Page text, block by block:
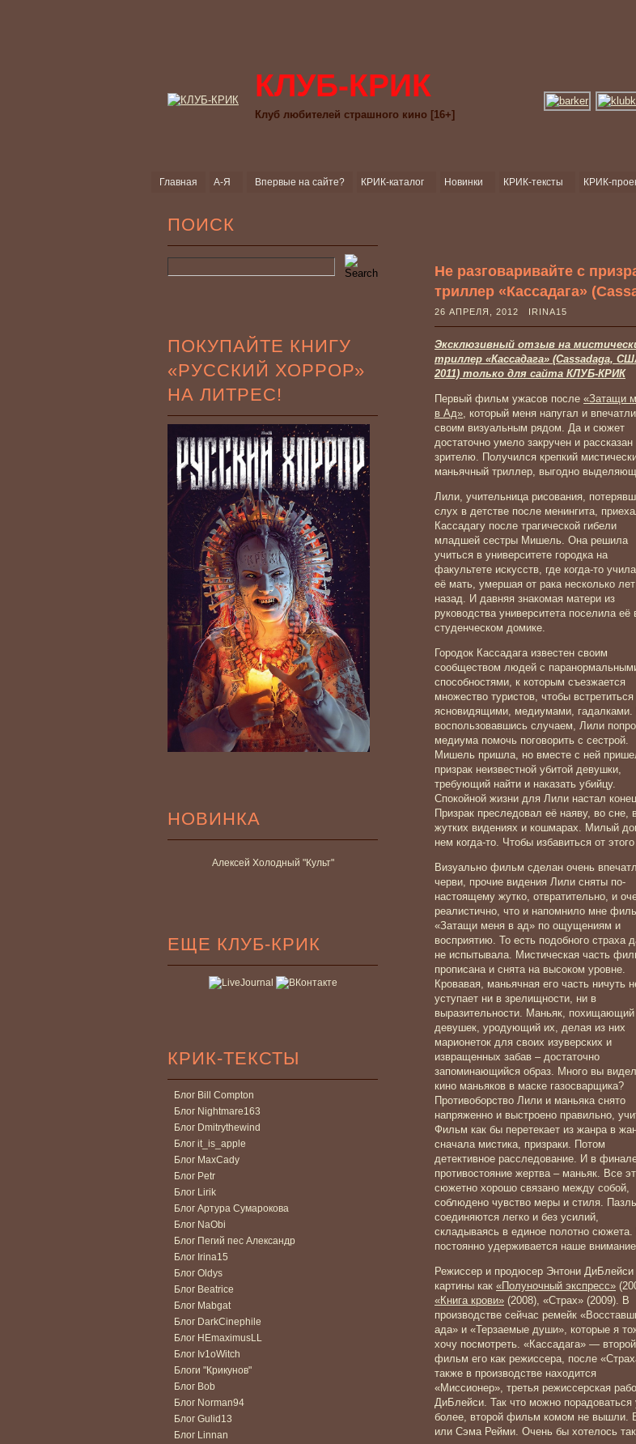
КЛУБ-КРИК
Клуб любителей страшного кино [16+]
Главная А-Я Впервые на сайте? КРИК-каталог Новинки КРИК-тексты КРИК-
ПОИСК
ПОКУПАЙТЕ КНИГУ
«РУССКИЙ ХОРРОР»
НА ЛИТРЕС!
НОВИНКА
Алексей Холодный "Культ"
ЕЩЕ КЛУБ-КРИК
КРИК-ТЕКСТЫ
Блог Bill Compton
Блог Nightmare163
Блог Dmitrythewind
Блог it_is_apple
Блог MaxCady
Блог Petr
Блог Lirik
Блог Артура Сумарокова
Блог NaObi
Блог Пегий пес Александр
Блог Irina15
Блог Oldys
Блог Beatrice
Блог Mabgat
Блог DarkCinephile
Блог HEmaximusLL
Блог Iv1oWitch
Блоги "Крикунов"
Блог Bob
Блог Norman94
Блог Gulid13
Блог Linnan
Не разговаривайте с
триллер «Кассадага»
26 АПРЕЛЯ, 2012 IRINA15
Эксклюзивный отзыв на
триллер «Кассадага» (Cassadaga,
2011) только для сайта КЛУБ-КРИК
Первый фильм ужасов после «Затащи
в Ад», который меня напугал и
своим визуальным рядом. Да и сюжет
достаточно умело закручен и рассказан
зрителю. Получился крепкий
маньячный триллер, выгодно
Лили, учительница рисования,
слух в детстве после менингита,
Кассадагу после трагической гибели
младшей сестры Мишель. Она решила
учиться в университете городка на
факультете искусств, где когда-то
её мать, умершая от рака несколько лет
назад. И давняя знакомая матери из
руководства университета поселила её
студенческом домике.
Городок Кассадага известен своим
сообществом людей с
способностями, к которым съезжается
множество туристов, чтобы встретиться
ясновидящими, медиумами, гадалками.
воспользовавшись случаем, Лили
медиума помочь поговорить с сестрой.
Мишель пришла, но вместе с ней
призрак неизвестной убитой девушки,
требующий найти и наказать убийцу.
Спокойной жизни для Лили настал
Призрак преследовал её наяву, во сне,
жутких видениях и кошмарах. Милый
нем когда-то. Чтобы избавиться от
Визуально фильм сделан очень
черви, прочие видения Лили сняты по-
настоящему жутко, отвратительно, и
реалистично, что и напомнило мне
«Затащи меня в ад» по ощущениям и
восприятию. То есть подобного страха
не испытывала. Мистическая часть
прописана и снята на высоком уровне.
Кровавая, маньячная его часть ничуть
уступает ни в зрелищности, ни в
выразительности. Маньяк, похищающий
девушек, уродующий их, делая из них
марионеток для своих изуверских и
извращенных забав – достаточно
запоминающийся образ. Много вы
кино маньяков в маске газосварщика?
Противоборство Лили и маньяка снято
напряженно и выстроено правильно,
Фильм как бы перетекает из жанра в
сначала мистика, призраки. Потом
детективное расследование. И в
противостояние жертва – маньяк. Все
сюжетно хорошо связано между собой,
соблюдено чувство меры и стиля.
соединяются легко и без усилий,
складываясь в единое полотно сюжета.
постоянно удерживается наше
Режиссер и продюсер Энтони
картины как «Полуночный экспресс»
«Книга крови» (2008), «Страх» (2009). В
производстве сейчас ремейк
ада» и «Терзаемые души», которые я
хочу посмотреть. «Кассадага» — второй
фильм его как режиссера, после
также в производстве находится
«Миссионер», третья режиссерская
ДиБлейси. Так что можно
более, второй фильм комом не вышли.
или Сэма Рейми. Очень бы хотелось